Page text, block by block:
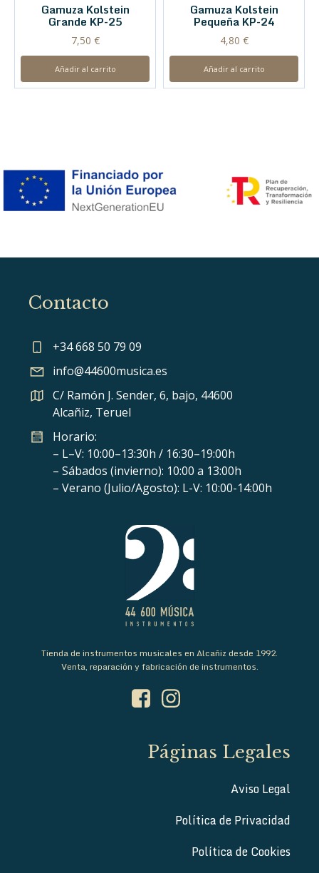
Gamuza Kolstein
Grande KP-25
7,50 €
Añadir al carrito
Gamuza Kolstein
Pequeña KP-24
4,80 €
Añadir al carrito
Contacto
+34 668 50 79 09
info@44600musica.es
C/ Ramón J. Sender, 6, bajo, 44600
Alcañiz, Teruel
Horario:
– L–V: 10:00–13:30h / 16:30–19:00h
– Sábados (invierno): 10:00 a 13:00h
– Verano (Julio/Agosto): L-V: 10:00-14:00h
Tienda de instrumentos musicales en Alcañiz desde 1992.
Venta, reparación y fabricación de instrumentos.
Páginas Legales
Aviso Legal
Política de Privacidad
Política de Cookies